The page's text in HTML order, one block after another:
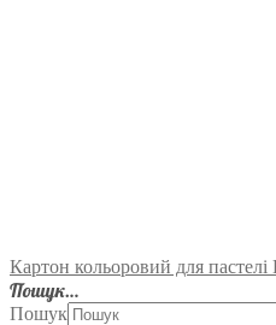
Картон кольоровий для
Пошук…
Пошук